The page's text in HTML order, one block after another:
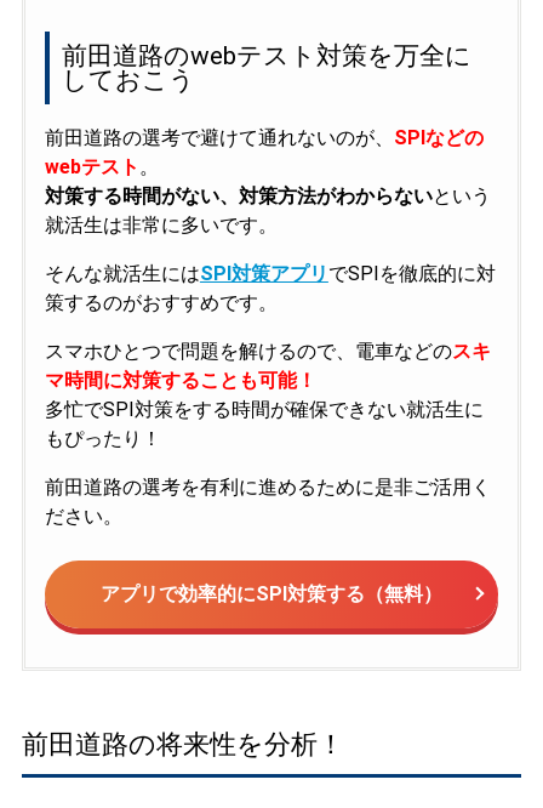
前田道路のwebテスト対策を万全に
しておこう
前田道路の選考で避けて通れないのが、 SPIなどの
webテスト 。
対策する時間がない、対策方法がわからないという
就活生は非常に多いです。
そんな就活生にはSPI対策アプリ でSPIを徹底的に対
策するのがおすすめです。
スマホひとつで問題を解けるので、電車などのスキ
マ時間に対策することも可能！
多忙でSPI対策をする時間が確保できない就活生に
もぴったり！
前田道路の選考を有利に進めるために是非ご活用く
ださい。
アプリで効率的にSPI対策する（無料）
前田道路の将来性を分析！